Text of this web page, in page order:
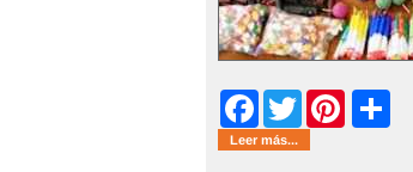
FacebookTwitter Pinterest
Leer más...